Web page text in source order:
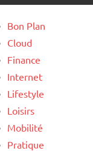
Bon Plan
Cloud
Finance
Internet
Lifestyle
Loisirs
Mobilité
Pratique